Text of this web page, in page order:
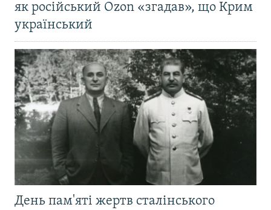
як російський Ozon «згадав», що Крим
український
День пам'яті жертв сталінського